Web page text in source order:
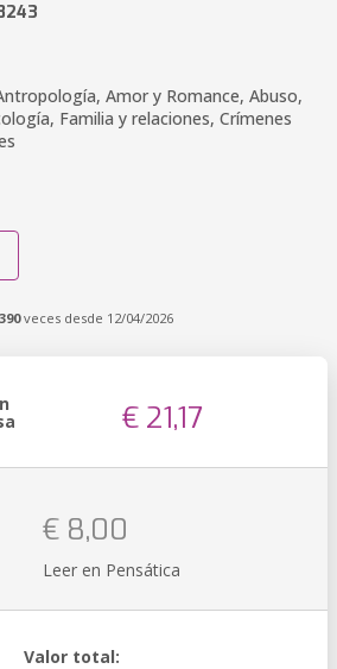
Amor y Romance, Abuso,
Familia y relaciones, Crímenes
390veces desde 12/04/2026
€ 21,17
€ 8,00
Leer en Pensática
Valor total: